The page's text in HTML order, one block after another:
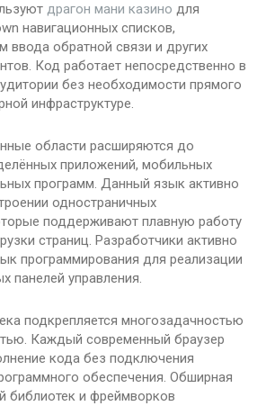
драгон мани казино для
навигационных списков,
ввода обратной связи и других
Код работает непосредственно в
без необходимости прямого
инфраструктуре.
области расширяются до
приложений, мобильных
программ. Данный язык активно
одностраничных
поддерживают плавную работу
страниц. Разработчики активно
программирования для реализации
панелей управления.
подкрепляется многозадачностью
Каждый современный браузер
кода без подключения
обеспечения. Обширная
библиотек и фреймворков